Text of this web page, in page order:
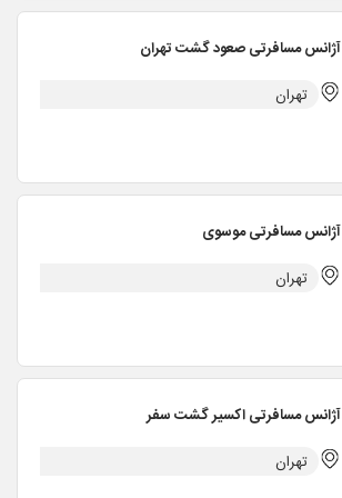
آژانس مسافرتی صعود گشت تهران
تهران
آژانس مسافرتی موسوی
تهران
آژانس مسافرتی اکسیر گشت سفر
تهران